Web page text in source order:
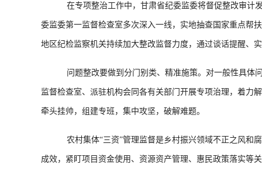
在专项整治工作中，甘肃省纪委监委将督促整改审计发
委监委第一监督检查室多次深入一线，实地抽查国家重点帮
地区纪检监察机关持续加大整改监督力度，通过谈话提醒、
问题整改要做到分门别类、精准施策。对一般性具体问
监督检查室、派驻机构会同各有关部门开展专项治理，着力
牵头挂帅，组建专班，集中攻坚，破解难题。
农村集体“三资”管理监督是乡村振兴领域不正之风和腐
成效，紧盯项目资金使用、资源资产管理、惠民政策落实等